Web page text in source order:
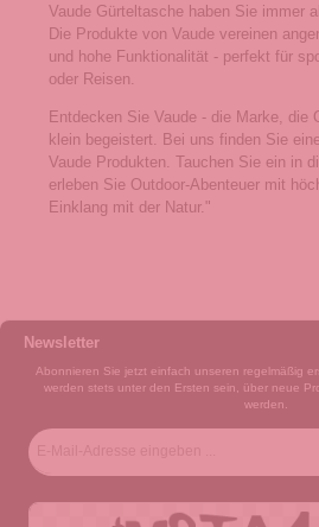
Vaude Gürteltasche haben Sie immer
Die Produkte von Vaude vereinen
und hohe Funktionalität - perfekt für
oder Reisen.
Entdecken Sie Vaude - die Marke, die
klein begeistert. Bei uns finden Sie
Vaude Produkten. Tauchen Sie ein in
erleben Sie Outdoor-Abenteuer mit
Einklang mit der Natur."
Newsletter
Abonnieren Sie jetzt einfach unseren regelmäßig
werden stets unter den Ersten sein, über neue
werden.